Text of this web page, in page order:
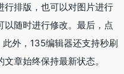
行排版，也可以对图片进行
以随时进行修改。最后，点
外，135编辑器还支持秒刷
章始终保持最新状态。